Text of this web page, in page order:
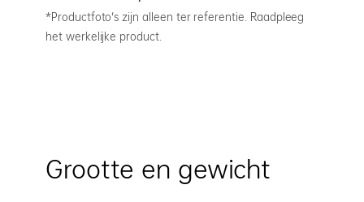
*Productfoto's zijn alleen ter referentie. Raadpleeg
het werkelijke product.
Grootte en gewicht